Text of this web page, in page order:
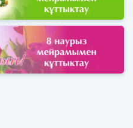
қағаздары